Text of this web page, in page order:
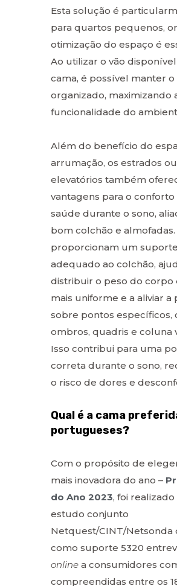
Esta solução é
para quartos pequenos,
otimização do espaço é
Ao utilizar o vão
cama, é possível manter
organizado, maximizando
funcionalidade do
Além do benefício do
arrumação, os estrados
elevatórios também
vantagens para o conforto
saúde durante o sono,
bom colchão e almofadas.
proporcionam um suporte
adequado ao colchão,
distribuir o peso do corpo
mais uniforme e a aliviar a
sobre pontos específicos,
ombros, quadris e coluna
Isso contribui para uma
correta durante o sono,
o risco de dores e
Qual é a cama
portugueses?
Com o propósito de
mais inovadora do ano –
do Ano 2023, foi
estudo conjunto
Netquest/CINT/Netsonda
como suporte 5320
online a consumidores
compreendidas entre os